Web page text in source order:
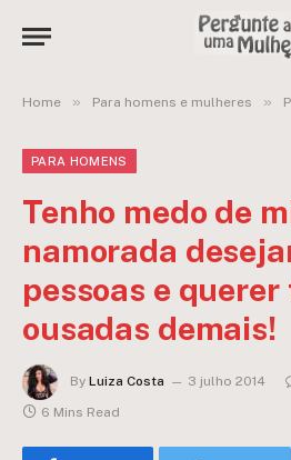
Home » Para homens e mulheres »
PARA HOMENS
Tenho medo de
namorada
pessoas e
ousadas demais!
By Luiza Costa 3 julho 2014
6 Mins Read